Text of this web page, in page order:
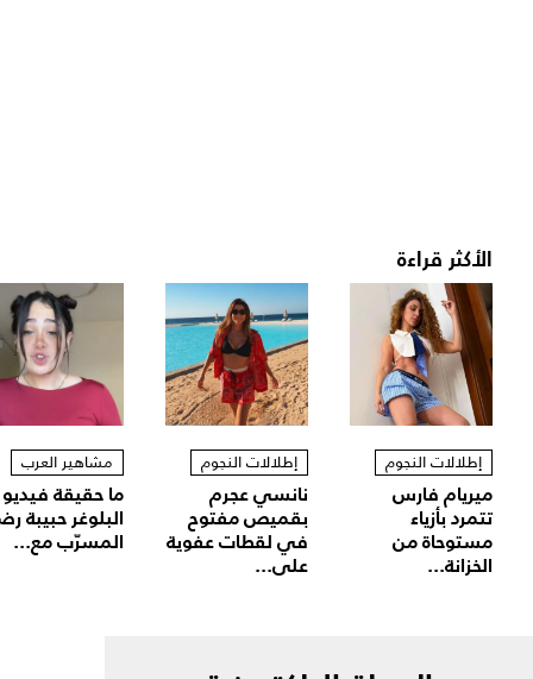
الأكثر قراءة
إطلالات النجوم
ميريام فارس
تتمرد بأزياء
مستوحاة من
الخزانة...
إطلالات النجوم
نانسي عجرم
بقميص مفتوح
في لقطات عفوية
على...
مشاهير العرب
ما حقيقة فيديو
البلوغر حبيبة
المسرّب مع...